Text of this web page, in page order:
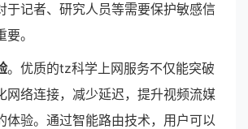
于记者、研究人员等需要保护敏感信
。
。优质的tz科学上网服务不仅能突破
网络连接，减少延迟，提升视频流媒
体验。通过智能路由技术，用户可以